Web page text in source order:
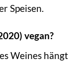
Speisen.
vegan?
Weines hängt